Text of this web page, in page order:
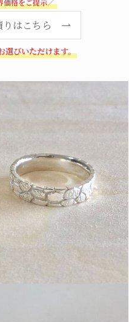
価格をご提示／
りはこちら
選びいただけます。